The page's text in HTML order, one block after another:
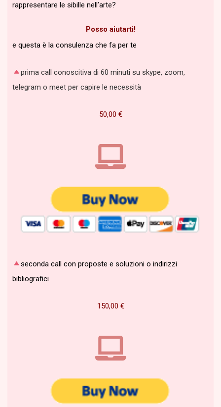
rappresentare le sibille nell’arte?
Posso aiutarti!
e questa è la consulenza che fa per te
prima call conoscitiva di 60 minuti su skype, zoom,
telegram o meet per capire le necessità
50,00 €
seconda call con proposte e soluzioni o indirizzi
bibliografici
150,00 €